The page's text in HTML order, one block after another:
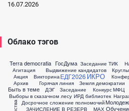
16.07.2026
Облако тэгов
Terra democratia
Агитация
Акция
Архив
Быть в теме
Викторина
Выборы в сказачном лесу
Выдвижение кандидатов
Горячая линия
ГосДума
ДЭГ
Досрочное сложение полномочий
ЕДГ2026
ЗАЧИСЛЕНИЕ В РЕЗЕРВ
Заседание
Заседание ТИК
Земля демократии
ИКРО
ИРД библиотек
Конкурс
МАХ
МФЦ